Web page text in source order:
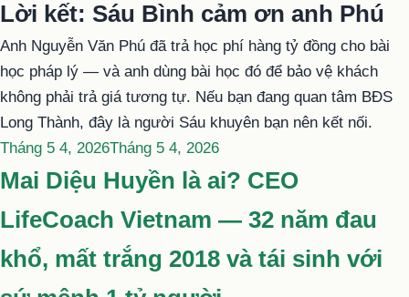
Lời kết: Sáu Bình cảm ơn anh Phú
Anh Nguyễn Văn Phú đã trả học phí hàng tỷ đồng cho bài
học pháp lý — và anh dùng bài học đó để bảo vệ khách
không phải trả giá tương tự. Nếu bạn đang quan tâm BĐS
Long Thành, đây là người Sáu khuyên bạn nên kết nối.
Đăng
trong
Tháng 5 4, 2026Tháng 5 4, 2026
Mai Diệu Huyền là ai? CEO
LifeCoach Vietnam — 32 năm đau
khổ, mất trắng 2018 và tái sinh với